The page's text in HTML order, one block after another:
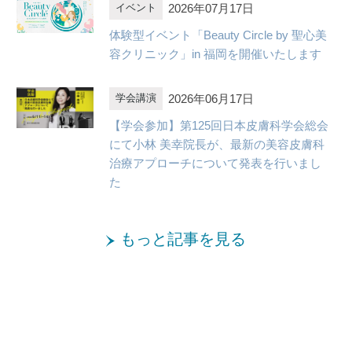
イベント 2026年07月17日
体験型イベント「Beauty Circle by 聖心美
容クリニック」in 福岡を開催いたします
学会講演 2026年06月17日
【学会参加】第125回日本皮膚科学会総会
にて小林 美幸院長が、最新の美容皮膚科
治療アプローチについて発表を行いまし
た
もっと記事を見る